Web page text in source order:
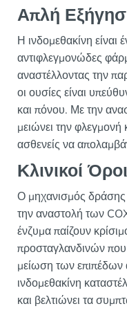
Απλή
Η ινδομεθακίνη είναι
αντιφλεγμονώδες
αναστέλλοντας την
οι ουσίες είναι
και πόνου. Με την
μειώνει την φλεγμονή
ασθενείς να
Κλινικοί Όροι
Ο μηχανισμός δράσης
την αναστολή των
ένζυμα παίζουν
προσταγλανδινών που
μείωση των
ινδομεθακίνη
και βελτιώνει τα